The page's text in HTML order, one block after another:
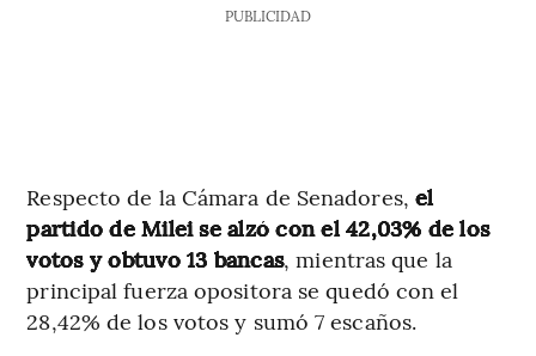
PUBLICIDAD
Respecto de la Cámara de Senadores, el
partido de Milei se alzó con el 42,03% de los
votos y obtuvo 13 bancas, mientras que la
principal fuerza opositora se quedó con el
28,42% de los votos y sumó 7 escaños.